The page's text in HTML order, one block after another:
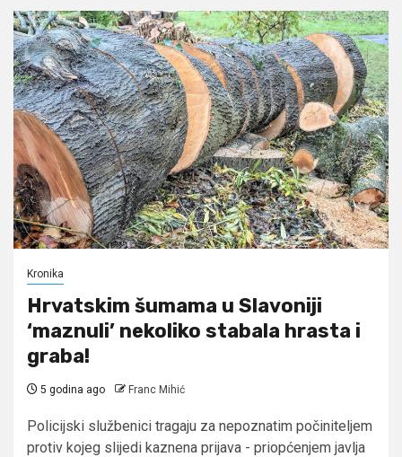
Kronika
Hrvatskim šumama u Slavoniji
‘maznuli’ nekoliko stabala hrasta i
graba!
5 godina ago Franc Mihić
Policijski službenici tragaju za nepoznatim počiniteljem
protiv kojeg slijedi kaznena prijava - priopćenjem javlja